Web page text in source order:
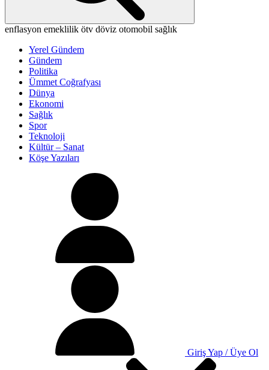
enflasyon emeklilik ötv döviz otomobil sağlık
Yerel Gündem
Gündem
Politika
Ümmet Coğrafyası
Dünya
Ekonomi
Sağlık
Spor
Teknoloji
Kültür – Sanat
Köşe Yazıları
Giriş Yap / Üye Ol